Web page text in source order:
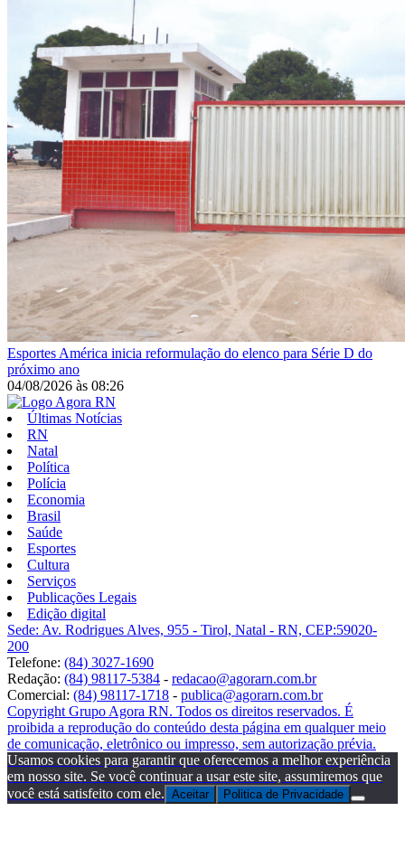
Esportes América inicia reformulação do elenco para Série D do
próximo ano
04/08/2026 às 08:26
Últimas Notícias
RN
Natal
Política
Polícia
Economia
Brasil
Saúde
Esportes
Cultura
Serviços
Publicações Legais
Edição digital
Sede: Av. Rodrigues Alves, 955 - Tirol, Natal - RN, CEP:59020-
200
Telefone: (84) 3027-1690
Redação: (84) 98117-5384 - redacao@agorarn.com.br
Comercial: (84) 98117-1718 - publica@agorarn.com.br
Copyright Grupo Agora RN. Todos os direitos reservados. É
proibida a reprodução do conteúdo desta página em qualquer meio
de comunicação, eletrônico ou impresso, sem autorização prévia.
Usamos cookies para garantir que oferecemos a melhor experiência
em nosso site. Se você continuar a usar este site, assumiremos que
você está satisfeito com ele. Aceitar Politica de Privacidade